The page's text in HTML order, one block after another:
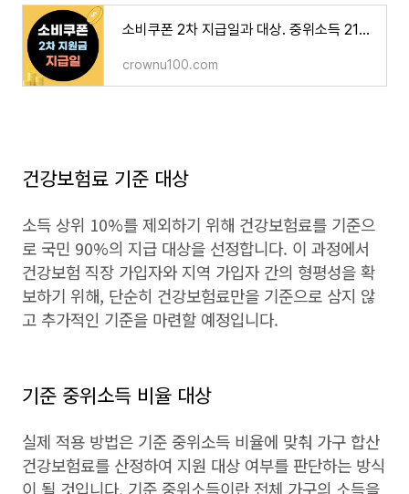
소비쿠폰 2차 지급일과 대상. 중위소득 210% 이하 지급, 지급일은 9월?
crownu100.com
건강보험료 기준 대상
소득 상위 10%를 제외하기 위해 건강보험료를 기준으
로 국민 90%의 지급 대상을 선정합니다. 이 과정에서
건강보험 직장 가입자와 지역 가입자 간의 형평성을 확
보하기 위해, 단순히 건강보험료만을 기준으로 삼지 않
고 추가적인 기준을 마련할 예정입니다.
기준 중위소득 비율 대상
실제 적용 방법은 기준 중위소득 비율에 맞춰 가구 합산
건강보험료를 산정하여 지원 대상 여부를 판단하는 방식
이 될 것입니다. 기준 중위소득이란 전체 가구의 소득을